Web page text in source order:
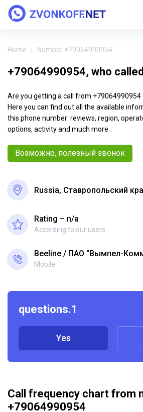
Home Number +79064990954
+79064990954, who
Are you getting a call from +79064990954
Here you can find out all the available
this phone number: reviews, region,
options, activity and much more.
Возможно, полезный звонок
Russia, Ставропольский
Rating – n/a
According to our users
Beeline ПАО "Вымпел-
Mobile
questions.1
Yes
Call frequency chart from
+79064990954